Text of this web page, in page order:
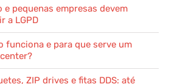
e pequenas empresas devem
a LGPD
funciona e para que serve um
ZIP drives e fitas DDS: até